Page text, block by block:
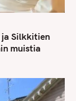
ja Silkkitien
muistia